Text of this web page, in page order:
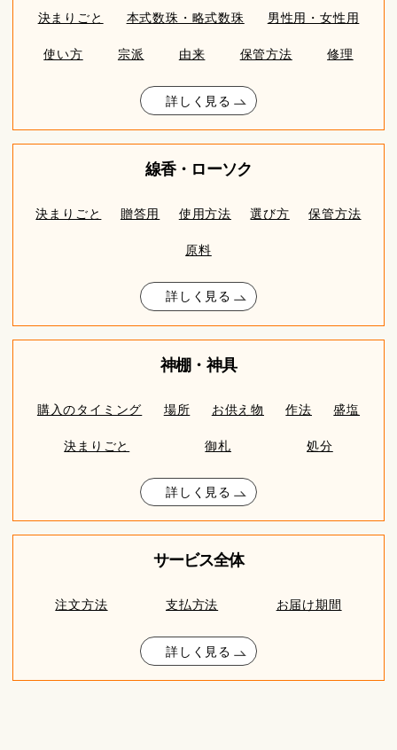
決まりごと 本式数珠・略式数珠 男性用・女性用
使い方 宗派 由来 保管方法 修理
詳しく見る
線香・ローソク
決まりごと 贈答用 使用方法 選び方 保管方法
原料
詳しく見る
神棚・神具
購入のタイミング 場所 お供え物 作法 盛塩
決まりごと 御札 処分
詳しく見る
サービス全体
注文方法 支払方法 お届け期間
詳しく見る